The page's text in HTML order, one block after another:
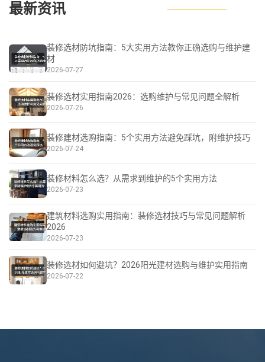
最新资讯
装修选材防坑指南：5大实用方法教你正确选购与维护建
材
2026-07-27
装修选材实用指南2026：选购维护与常见问题全解析
2026-07-26
装修建材选购指南：5个实用方法避免踩坑，附维护技巧
2026-07-24
装修材料怎么选？从需求到维护的5个实用方法
2026-07-23
建筑材料选购实用指南：装修选材技巧与常见问题解析
2026
2026-07-23
装修选材如何避坑？2026阳光建材选购与维护实用指南
2026-07-22